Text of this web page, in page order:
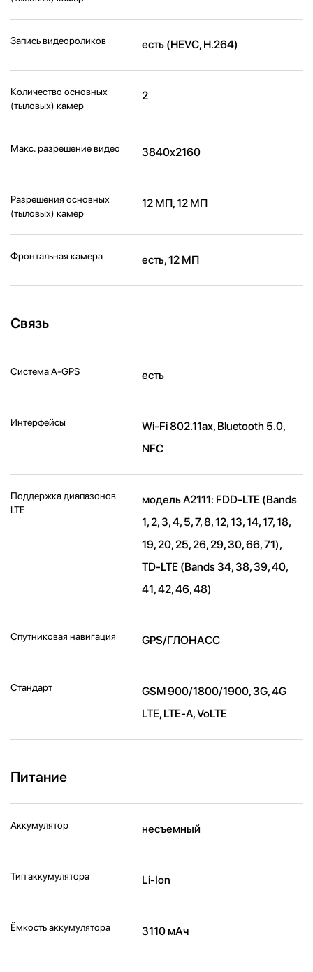
Запись видеороликов есть (HEVC, H.264)
Количество основных
(тыловых) камер
2
Макс. разрешение видео 3840x2160
Разрешения основных
(тыловых) камер
12 МП, 12 МП
Фронтальная камера есть, 12 МП
Связь
Cистема A-GPS есть
Интерфейсы
Wi-Fi 802.11ax, Bluetooth 5.0,
NFC
Поддержка диапазонов
LTE
модель A2111: FDD‑LTE (Bands
1, 2, 3, 4, 5, 7, 8, 12, 13, 14, 17, 18,
19, 20, 25, 26, 29, 30, 66, 71),
TD‑LTE (Bands 34, 38, 39, 40,
41, 42, 46, 48)
Спутниковая навигация GPS/ГЛОНАСС
Стандарт
GSM 900/1800/1900, 3G, 4G
LTE, LTE-A, VoLTE
Питание
Аккумулятор несъемный
Тип аккумулятора Li-Ion
Ёмкость аккумулятора 3110 мАч